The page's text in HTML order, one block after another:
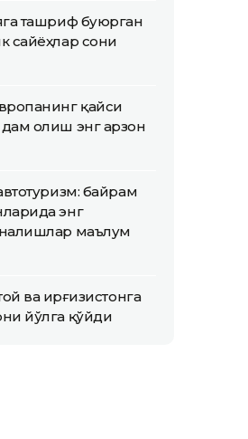
ташриф буюрган
сайёҳлар сони
қайси
олиш энг арзон
байрам
энг
маълум
ва Қирғизистонга
йўлга қўйди